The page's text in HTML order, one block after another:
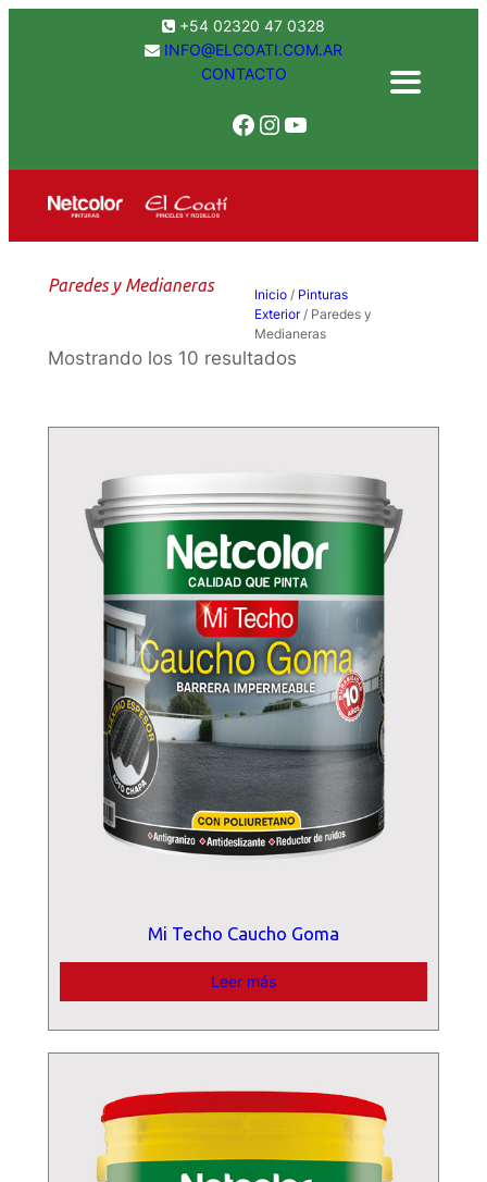
+54 02320 47 0328
INFO@ELCOATI.COM.AR
CONTACTO
Facebook Instagram YouTube
Paredes y Medianeras Inicio / Pinturas
Exterior/ Paredes y
Medianeras
Mostrando los 10 resultados
Mi Techo Caucho Goma
Leer más